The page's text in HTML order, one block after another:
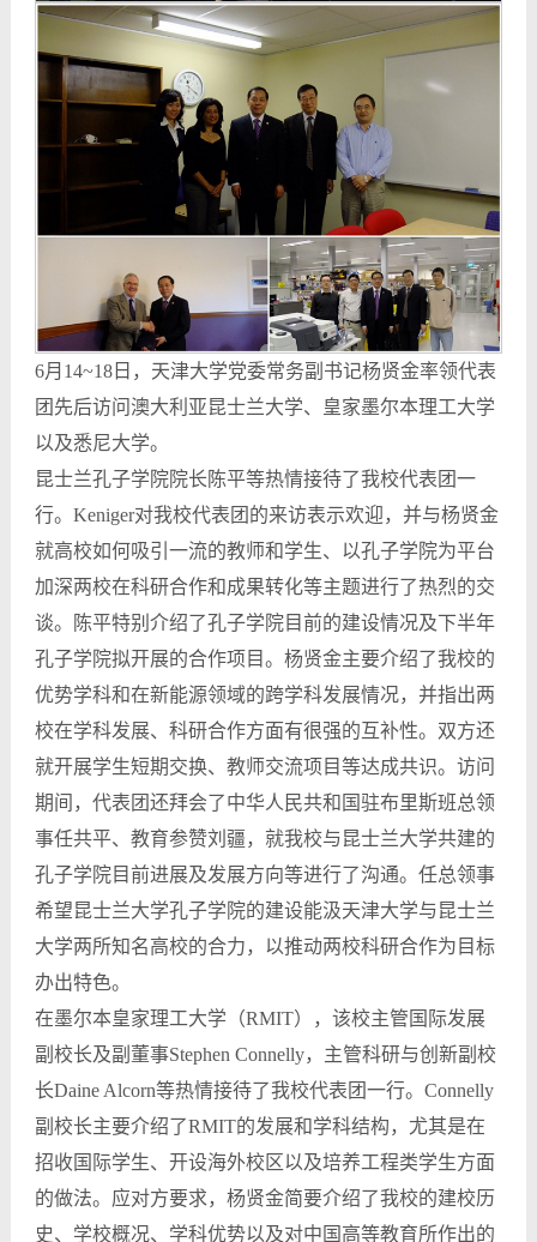
6月14~18日，天津大学党委常务副书记杨贤金率领代表
团先后访问澳大利亚昆士兰大学、皇家墨尔本理工大学
以及悉尼大学。
昆士兰孔子学院院长陈平等热情接待了我校代表团一
行。Keniger对我校代表团的来访表示欢迎，并与杨贤金
就高校如何吸引一流的教师和学生、以孔子学院为平台
加深两校在科研合作和成果转化等主题进行了热烈的交
谈。陈平特别介绍了孔子学院目前的建设情况及下半年
孔子学院拟开展的合作项目。杨贤金主要介绍了我校的
优势学科和在新能源领域的跨学科发展情况，并指出两
校在学科发展、科研合作方面有很强的互补性。双方还
就开展学生短期交换、教师交流项目等达成共识。访问
期间，代表团还拜会了中华人民共和国驻布里斯班总领
事任共平、教育参赞刘疆，就我校与昆士兰大学共建的
孔子学院目前进展及发展方向等进行了沟通。任总领事
希望昆士兰大学孔子学院的建设能汲天津大学与昆士兰
大学两所知名高校的合力，以推动两校科研合作为目标
办出特色。
在墨尔本皇家理工大学（RMIT），该校主管国际发展
副校长及副董事Stephen Connelly，主管科研与创新副校
长Daine Alcorn等热情接待了我校代表团一行。Connelly
副校长主要介绍了RMIT的发展和学科结构，尤其是在
招收国际学生、开设海外校区以及培养工程类学生方面
的做法。应对方要求，杨贤金简要介绍了我校的建校历
史、学校概况、学科优势以及对中国高等教育所作出的